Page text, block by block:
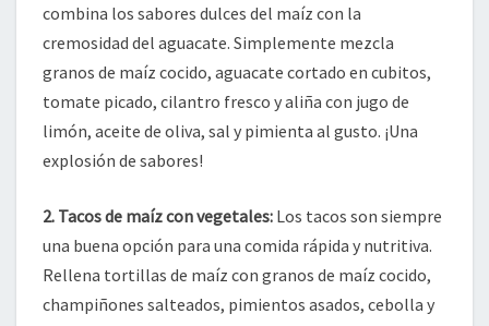
combina los sabores dulces del maíz con la
cremosidad del aguacate. Simplemente mezcla
granos de maíz cocido, aguacate cortado en cubitos,
tomate picado, cilantro fresco y aliña con jugo de
limón, aceite de oliva, sal y pimienta al gusto. ¡Una
explosión de sabores!
2. Tacos de maíz con vegetales: Los tacos son siempre
una buena opción para una comida rápida y nutritiva.
Rellena tortillas de maíz con granos de maíz cocido,
champiñones salteados, pimientos asados, cebolla y